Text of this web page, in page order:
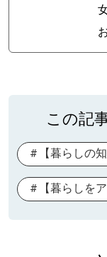
この記
【暮らしの
【暮らしを